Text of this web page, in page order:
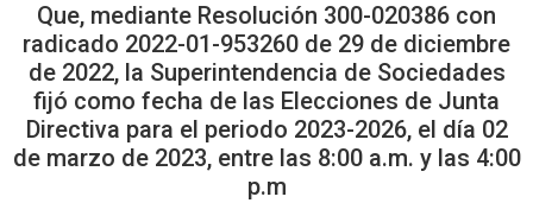
Que, mediante Resolución 300-020386 con
radicado 2022-01-953260 de 29 de diciembre
de 2022, la Superintendencia de Sociedades
fijó como fecha de las Elecciones de Junta
Directiva para el periodo 2023-2026, el día 02
de marzo de 2023, entre las 8:00 a.m. y las 4:00
p.m